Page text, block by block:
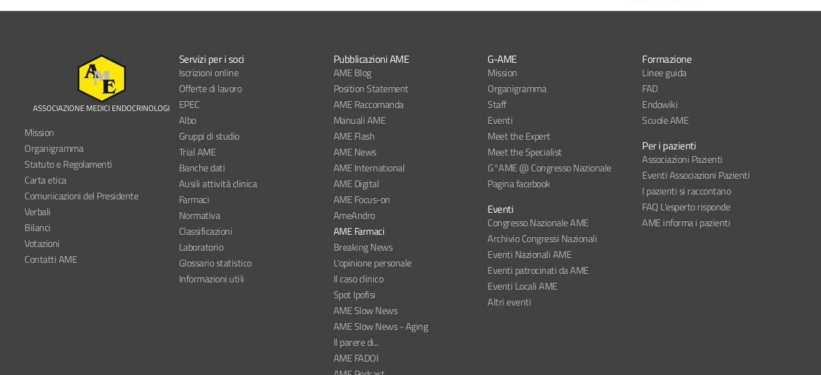
ASSOCIAZIONE MEDICI ENDOCRINOLOGI
Mission
Organigramma
Statuto e Regolamenti
Carta etica
Comunicazioni del Presidente
Verbali
Bilanci
Votazioni
Contatti AME
Servizi per i soci
Iscrizioni online
Offerte di lavoro
EPEC
Albo
Gruppi di studio
Trial AME
Banche dati
Ausili attività clinica
Farmaci
Normativa
Classificazioni
Laboratorio
Glossario statistico
Informazioni utili
G-AME
Mission
Organigramma
Staff
Eventi
Meet the Expert
Meet the Specialist
G°AME @ Congresso Nazionale
Pagina facebook
Eventi
Congresso Nazionale AME
Archivio Congressi Nazionali
Eventi Nazionali AME
Eventi patrocinati da AME
Eventi Locali AME
Altri eventi
Pubblicazioni AME
AME Blog
Position Statement
AME Raccomanda
Manuali AME
AME Flash
AME News
AME International
AME Digital
AME Focus-on
AmeAndro
AME Farmaci
Breaking News
L'opinione personale
Il caso clinico
Spot Ipofisi
AME Slow News
AME Slow News - Aging
Il parere di...
AME FADOI
Formazione
Linee guida
FAD
Endowiki
Scuole AME
Per i pazienti
Associazioni Pazienti
Eventi Associazioni Pazienti
I pazienti si raccontano
FAQ L'esperto risponde
AME informa i pazienti